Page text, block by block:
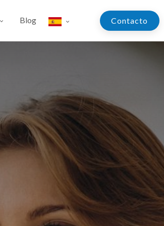
Blog Contac​​​​​​to